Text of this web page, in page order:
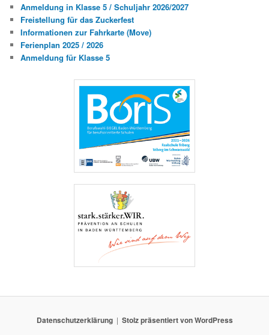
Anmeldung in Klasse 5 / Schuljahr 2026/2027
Freistellung für das Zuckerfest
Informationen zur Fahrkarte (Move)
Ferienplan 2025 / 2026
Anmeldung für Klasse 5
Datenschutzerklärung Stolz präsentiert von WordPress